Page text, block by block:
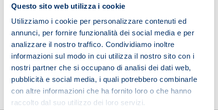
Questo sito web utilizza i cookie
Utilizziamo i cookie per personalizzare contenuti ed
annunci, per fornire funzionalità dei social media e per
analizzare il nostro traffico. Condividiamo inoltre
informazioni sul modo in cui utilizza il nostro sito con i
nostri partner che si occupano di analisi dei dati web,
pubblicità e social media, i quali potrebbero combinarle
con altre informazioni che ha fornito loro o che hanno
raccolto dal suo utilizzo dei loro servizi.